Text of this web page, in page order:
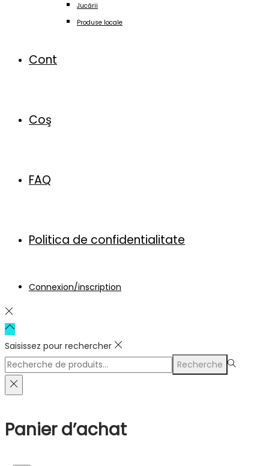
Jucării
Produse locale
Cont
Coş
FAQ
Politica de confidentialitate
Connexion/inscription
Saisissez pour rechercher
Rechercher
pour :>
Recherche
Panier d’achat